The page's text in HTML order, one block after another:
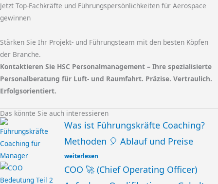
Jetzt Top-Fachkräfte und Führungspersönlichkeiten für Aerospace
gewinnen
Stärken Sie Ihr Projekt- und Führungsteam mit den besten Köpfen
der Branche.
Kontaktieren Sie HSC Personalmanagement – Ihre spezialisierte
Personalberatung für Luft- und Raumfahrt. Präzise. Vertraulich.
Erfolgsorientiert.
Das könnte Sie auch interessieren
Was ist Führungskräfte Coaching?
Methoden 🎈 Ablauf und Preise
weiterlesen
COO 🚀 (Chief Operating Officer)